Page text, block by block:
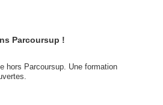
Parcoursup !
hors Parcoursup. Une formation